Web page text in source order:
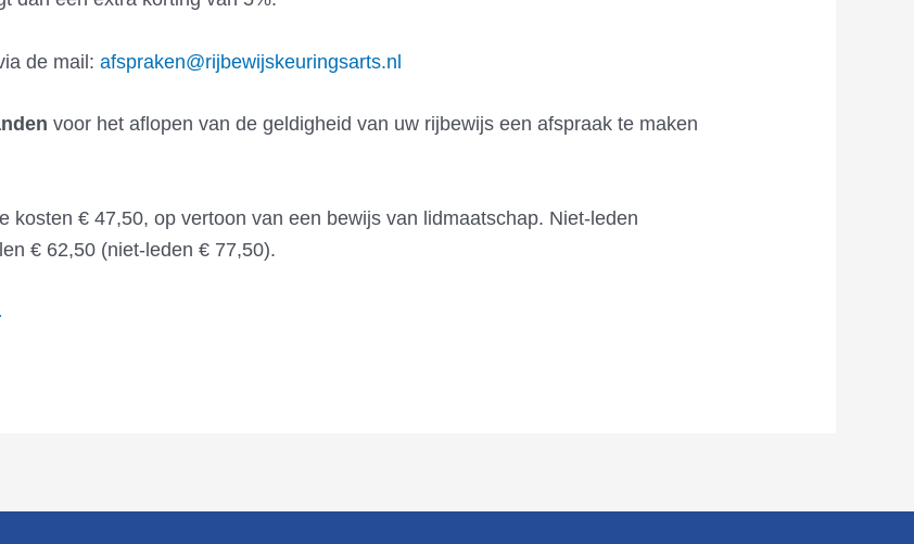
de mail:afspraken@rijbewijskeuringsarts.nl
voor het aflopen van de geldigheid van uw rijbewijs een afspraak te maken
kosten € 47,50, op vertoon van een bewijs van lidmaatschap. Niet-leden
€ 62,50 (niet-leden € 77,50).